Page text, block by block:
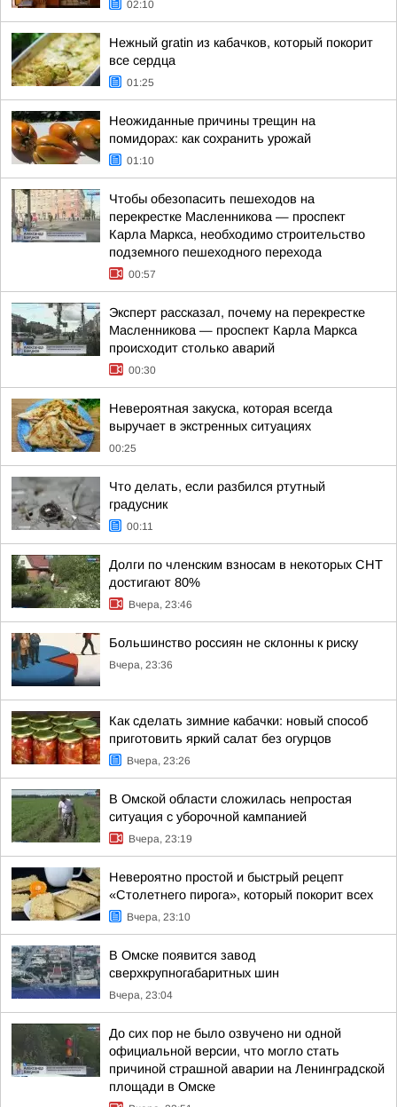
02:10
Нежный gratin из кабачков, который покорит
все сердца
01:25
Неожиданные причины трещин на
помидорах: как сохранить урожай
01:10
Чтобы обезопасить пешеходов на
перекрестке Масленникова — проспект
Карла Маркса, необходимо строительство
подземного пешеходного перехода
00:57
Эксперт рассказал, почему на перекрестке
Масленникова — проспект Карла Маркса
происходит столько аварий
00:30
Невероятная закуска, которая всегда
выручает в экстренных ситуациях
00:25
Что делать, если разбился ртутный
градусник
00:11
Долги по членским взносам в некоторых СНТ
достигают 80%
Вчера, 23:46
Большинство россиян не склонны к риску
Вчера, 23:36
Как сделать зимние кабачки: новый способ
приготовить яркий салат без огурцов
Вчера, 23:26
В Омской области сложилась непростая
ситуация с уборочной кампанией
Вчера, 23:19
Невероятно простой и быстрый рецепт
«Столетнего пирога», который покорит всех
Вчера, 23:10
В Омске появится завод
сверхкрупногабаритных шин
Вчера, 23:04
До сих пор не было озвучено ни одной
официальной версии, что могло стать
причиной страшной аварии на Ленинградской
площади в Омске